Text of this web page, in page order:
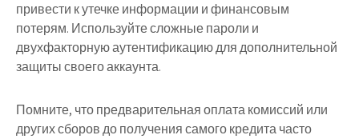
привести к утечке информации и финансовым
потерям. Используйте сложные пароли и
двухфакторную аутентификацию для дополнительной
защиты своего аккаунта.
Помните, что предварительная оплата комиссий или
других сборов до получения самого кредита часто